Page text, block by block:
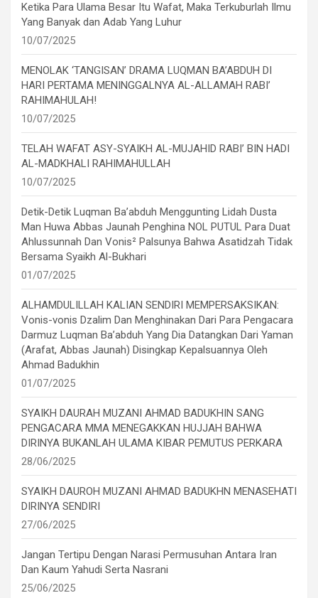
Ketika Para Ulama Besar Itu Wafat, Maka Terkuburlah Ilmu
Yang Banyak dan Adab Yang Luhur
10/07/2025
MENOLAK ‘TANGISAN’ DRAMA LUQMAN BA’ABDUH DI
HARI PERTAMA MENINGGALNYA AL-ALLAMAH RABI’
RAHIMAHULAH!
10/07/2025
TELAH WAFAT ASY-SYAIKH AL-MUJAHID RABI’ BIN HADI
AL-MADKHALI RAHIMAHULLAH
10/07/2025
Detik-Detik Luqman Ba’abduh Menggunting Lidah Dusta
Man Huwa Abbas Jaunah Penghina NOL PUTUL Para Duat
Ahlussunnah Dan Vonis² Palsunya Bahwa Asatidzah Tidak
Bersama Syaikh Al-Bukhari
01/07/2025
ALHAMDULILLAH KALIAN SENDIRI MEMPERSAKSIKAN:
Vonis-vonis Dzalim Dan Menghinakan Dari Para Pengacara
Darmuz Luqman Ba’abduh Yang Dia Datangkan Dari Yaman
(Arafat, Abbas Jaunah) Disingkap Kepalsuannya Oleh
Ahmad Badukhin
01/07/2025
SYAIKH DAURAH MUZANI AHMAD BADUKHIN SANG
PENGACARA MMA MENEGAKKAN HUJJAH BAHWA
DIRINYA BUKANLAH ULAMA KIBAR PEMUTUS PERKARA
28/06/2025
SYAIKH DAUROH MUZANI AHMAD BADUKHN MENASEHATI
DIRINYA SENDIRI
27/06/2025
Jangan Tertipu Dengan Narasi Permusuhan Antara Iran
Dan Kaum Yahudi Serta Nasrani
25/06/2025